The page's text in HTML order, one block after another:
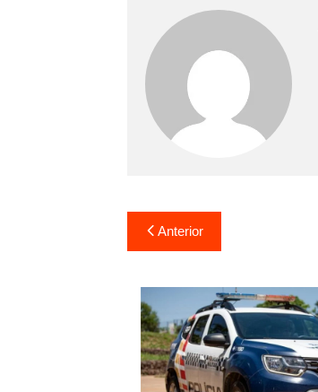
Navegação
de
Post
Anterior